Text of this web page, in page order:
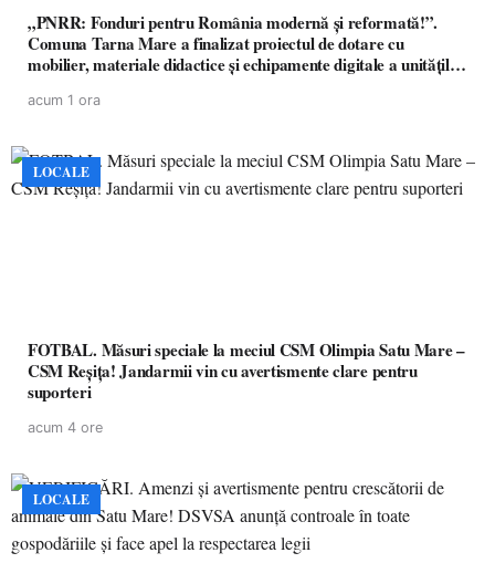
„PNRR: Fonduri pentru România modernă și reformată!”.
Comuna Tarna Mare a finalizat proiectul de dotare cu
mobilier, materiale didactice și echipamente digitale a unităților
acum 1 ora
LOCALE
FOTBAL. Măsuri speciale la meciul CSM Olimpia Satu Mare –
CSM Reșița! Jandarmii vin cu avertismente clare pentru
suporteri
acum 4 ore
LOCALE